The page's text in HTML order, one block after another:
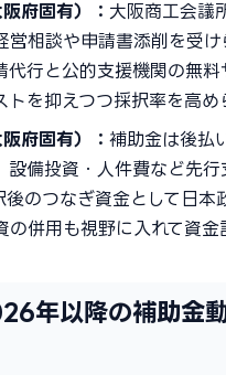
府固有）： 大阪商工会議
営相談や申請書添削を受け
代行と公的支援機関の無料
トを抑えつつ採択率を高め
府固有）： 補助金は後払
設備投資・人件費など先行
後のつなぎ資金として日本
の併用も視野に入れて資金
年以降の補助金